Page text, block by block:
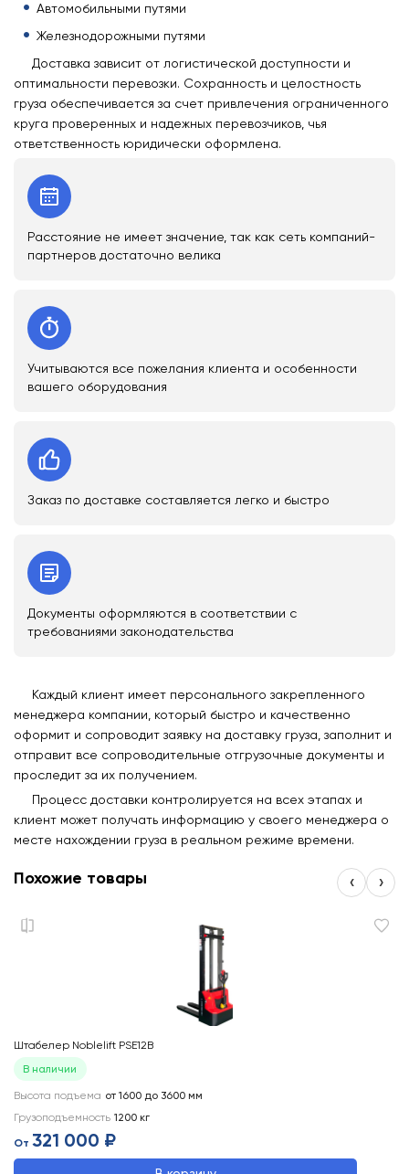
Автомобильными путями
Железнодорожными путями
Доставка зависит от логистической доступности и
оптимальности перевозки. Сохранность и целостность
груза обеспечивается за счет привлечения ограниченного
круга проверенных и надежных перевозчиков, чья
ответственность юридически оформлена.
Расстояние не имеет значение, так как сеть компаний-
партнеров достаточно велика
Учитываются все пожелания клиента и особенности
вашего оборудования
Заказ по доставке составляется легко и быстро
Документы оформляются в соответствии с
требованиями законодательства
Каждый клиент имеет персонального закрепленного
менеджера компании, который быстро и качественно
оформит и сопроводит заявку на доставку груза, заполнит и
отправит все сопроводительные отгрузочные документы и
проследит за их получением.
Процесс доставки контролируется на всех этапах и
клиент может получать информацию у своего менеджера о
месте нахождении груза в реальном режиме времени.
Похожие товары ‹ ›
Штабелер Noblelift PSE12B
В наличии
Высота подъема от 1600 до 3600 мм
Грузоподъемность 1200 кг
От 321 000 ₽